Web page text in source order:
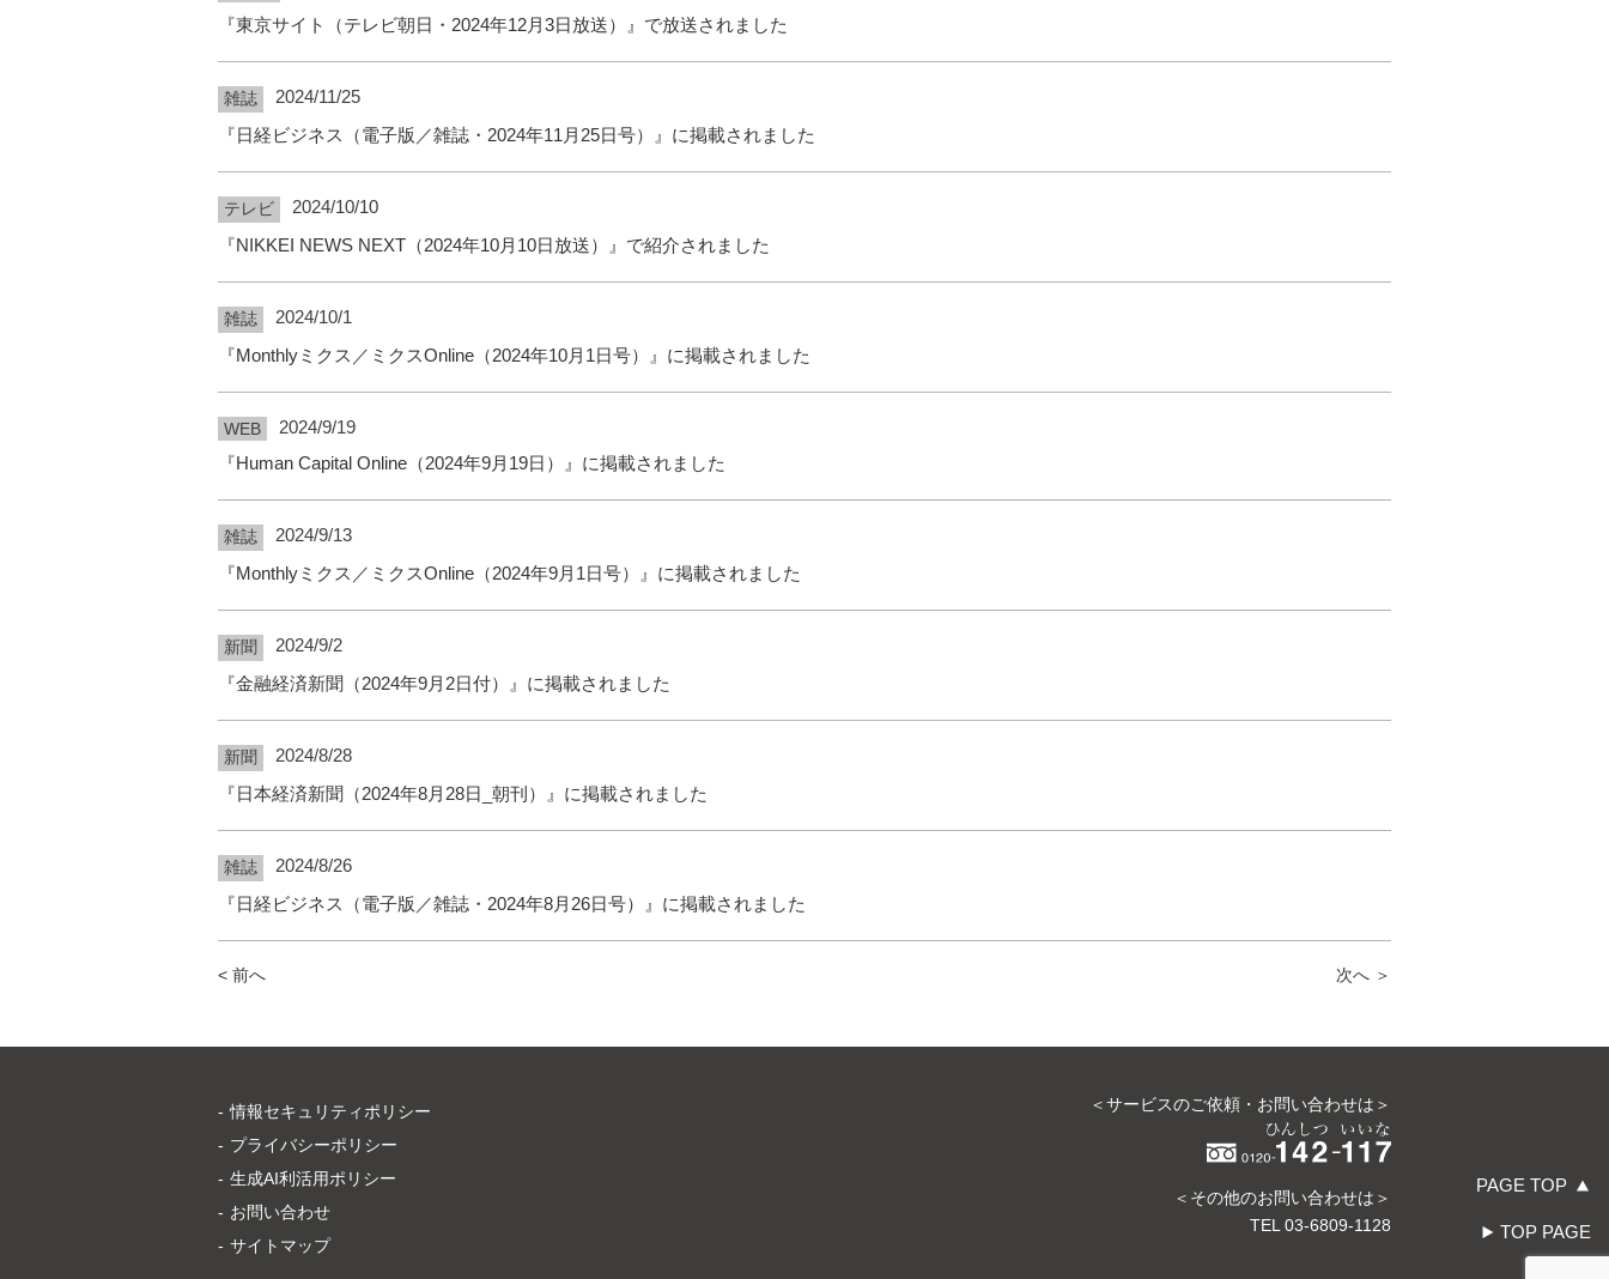
『東京サイト（テレビ朝日・2024年12月3日放送）』で放送されました
雑誌
2024/11/25
『日経ビジネス（電子版／雑誌・2024年11月25日号）』に掲載されました
テレビ
2024/10/10
『NIKKEI NEWS NEXT（2024年10月10日放送）』で紹介されました
雑誌
2024/10/1
『Monthlyミクス／ミクスOnline（2024年10月1日号）』に掲載されました
WEB
2024/9/19
『Human Capital Online（2024年9月19日）』に掲載されました
雑誌
2024/9/13
『Monthlyミクス／ミクスOnline（2024年9月1日号）』に掲載されました
新聞
2024/9/2
『金融経済新聞（2024年9月2日付）』に掲載されました
新聞
2024/8/28
『日本経済新聞（2024年8月28日_朝刊）』に掲載されました
雑誌
2024/8/26
『日経ビジネス（電子版／雑誌・2024年8月26日号）』に掲載されました
< 前へ 次へ ＞
PAGE TOP
TOP PAGE
情報セキュリティポリシー
プライバシーポリシー
生成AI利活用ポリシー
お問い合わせ
サイトマップ
＜サービスのご依頼・お問い合わせは＞
＜その他のお問い合わせは＞
TEL 03-6809-1128